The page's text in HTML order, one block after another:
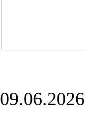
09.06.2026